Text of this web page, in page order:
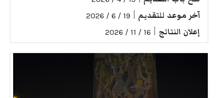
آخر موعد للتقديم 19 / 6 / 2026
إعلان النتائج 16 / 11 / 2026